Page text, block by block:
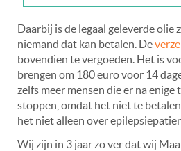
Daarbij is de legaal geleverde olie
niemand dat kan betalen. De
bovendien te vergoeden. Het is
brengen om 180 euro voor 14
zelfs meer mensen die er na enige
stoppen, omdat het niet te
het niet alleen over
Wij zijn in 3 jaar zo ver dat wij